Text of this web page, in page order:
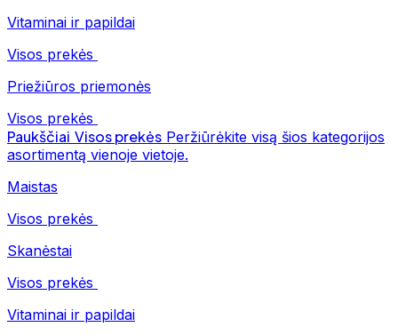
Vitaminai ir papildai
Visos prekės
Priežiūros priemonės
Visos prekės
Paukščiai Visos prekės Peržiūrėkite visą šios kategorijos
asortimentą vienoje vietoje.
Maistas
Visos prekės
Skanėstai
Visos prekės
Vitaminai ir papildai